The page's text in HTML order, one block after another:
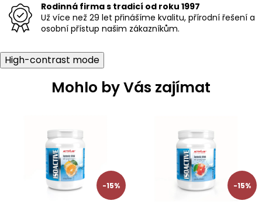
Rodinná firma s tradicí od roku 1997
Už více než 29 let přinášíme kvalitu, přírodní řešení a
osobní přístup našim zákazníkům.
High-contrast mode
Mohlo by Vás zajímat
-15% -15%